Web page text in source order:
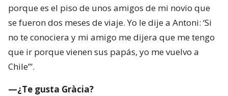
porque es el piso de unos amigos de mi novio que
se fueron dos meses de viaje. Yo le dije a Antoni: ‘Si
no te conociera y mi amigo me dijera que me tengo
que ir porque vienen sus papás, yo me vuelvo a
Chile’”.
—¿Te gusta Gràcia?